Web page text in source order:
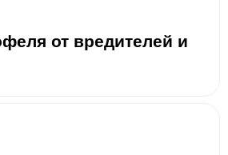
от вредителей и